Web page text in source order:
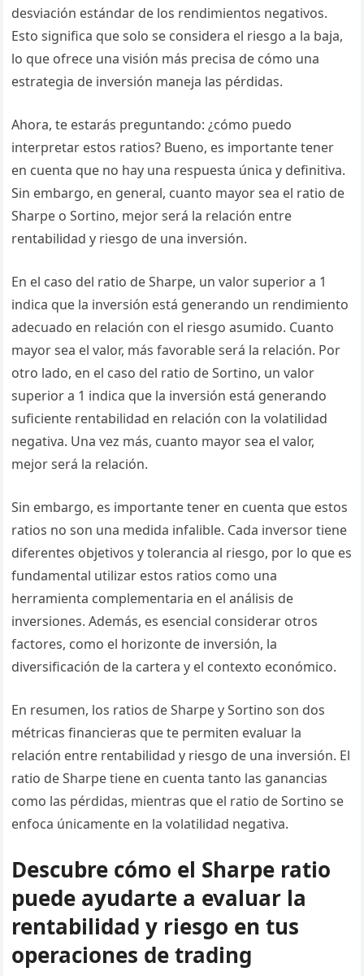
desviación estándar de los rendimientos negativos.
Esto significa que solo se considera el riesgo a la baja,
lo que ofrece una visión más precisa de cómo una
estrategia de inversión maneja las pérdidas.
Ahora, te estarás preguntando: ¿cómo puedo
interpretar estos ratios? Bueno, es importante tener
en cuenta que no hay una respuesta única y definitiva.
Sin embargo, en general, cuanto mayor sea el ratio de
Sharpe o Sortino, mejor será la relación entre
rentabilidad y riesgo de una inversión.
En el caso del ratio de Sharpe, un valor superior a 1
indica que la inversión está generando un rendimiento
adecuado en relación con el riesgo asumido. Cuanto
mayor sea el valor, más favorable será la relación. Por
otro lado, en el caso del ratio de Sortino, un valor
superior a 1 indica que la inversión está generando
suficiente rentabilidad en relación con la volatilidad
negativa. Una vez más, cuanto mayor sea el valor,
mejor será la relación.
Sin embargo, es importante tener en cuenta que estos
ratios no son una medida infalible. Cada inversor tiene
diferentes objetivos y tolerancia al riesgo, por lo que es
fundamental utilizar estos ratios como una
herramienta complementaria en el análisis de
inversiones. Además, es esencial considerar otros
factores, como el horizonte de inversión, la
diversificación de la cartera y el contexto económico.
En resumen, los ratios de Sharpe y Sortino son dos
métricas financieras que te permiten evaluar la
relación entre rentabilidad y riesgo de una inversión. El
ratio de Sharpe tiene en cuenta tanto las ganancias
como las pérdidas, mientras que el ratio de Sortino se
enfoca únicamente en la volatilidad negativa.
Descubre cómo el Sharpe ratio
puede ayudarte a evaluar la
rentabilidad y riesgo en tus
operaciones de trading